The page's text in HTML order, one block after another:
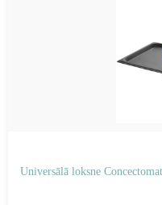
Universālā loksne